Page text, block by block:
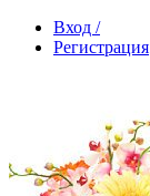
Вход /
Регистрация